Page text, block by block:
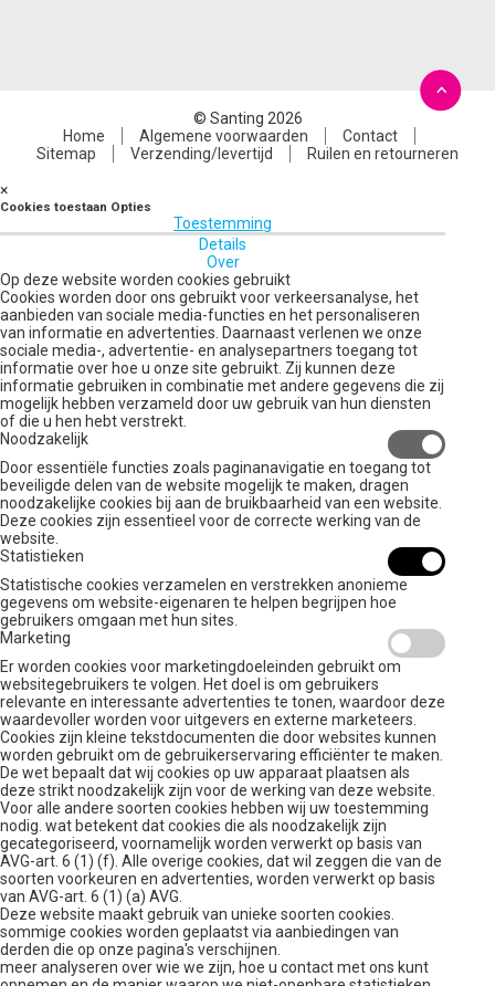
© Santing 2026
Home
Algemene voorwaarden
Contact
Sitemap
Verzending/levertijd Ruilen en retourneren
×
Cookies toestaan Opties
Toestemming
Details
Over
Op deze website worden cookies gebruikt
Cookies worden door ons gebruikt voor verkeersanalyse, het
aanbieden van sociale media-functies en het personaliseren
van informatie en advertenties. Daarnaast verlenen we onze
sociale media-, advertentie- en analysepartners toegang tot
informatie over hoe u onze site gebruikt. Zij kunnen deze
informatie gebruiken in combinatie met andere gegevens die zij
mogelijk hebben verzameld door uw gebruik van hun diensten
of die u hen hebt verstrekt.
Noodzakelijk
Door essentiële functies zoals paginanavigatie en toegang tot
beveiligde delen van de website mogelijk te maken, dragen
noodzakelijke cookies bij aan de bruikbaarheid van een website.
Deze cookies zijn essentieel voor de correcte werking van de
website.
Statistieken
Statistische cookies verzamelen en verstrekken anonieme
gegevens om website-eigenaren te helpen begrijpen hoe
gebruikers omgaan met hun sites.
Marketing
Er worden cookies voor marketingdoeleinden gebruikt om
websitegebruikers te volgen. Het doel is om gebruikers
relevante en interessante advertenties te tonen, waardoor deze
waardevoller worden voor uitgevers en externe marketeers.
Cookies zijn kleine tekstdocumenten die door websites kunnen
worden gebruikt om de gebruikerservaring efficiënter te maken.
De wet bepaalt dat wij cookies op uw apparaat plaatsen als
deze strikt noodzakelijk zijn voor de werking van deze website.
Voor alle andere soorten cookies hebben wij uw toestemming
nodig. wat betekent dat cookies die als noodzakelijk zijn
gecategoriseerd, voornamelijk worden verwerkt op basis van
AVG-art. 6 (1) (f). Alle overige cookies, dat wil zeggen die van de
soorten voorkeuren en advertenties, worden verwerkt op basis
van AVG-art. 6 (1) (a) AVG.
Deze website maakt gebruik van unieke soorten cookies.
sommige cookies worden geplaatst via aanbiedingen van
derden die op onze pagina's verschijnen.
meer analyseren over wie we zijn, hoe u contact met ons kunt